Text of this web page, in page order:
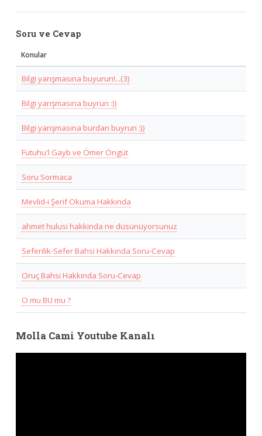
Soru ve Cevap
Konular
Bilgi yarışmasına buyurun!...(3)
Bilgi yarışmasına buyrun :))
Bilgi yarışmasına burdan buyrun :))
Futuhu'l Gayb ve Ömer Öngüt
Soru Sormaca
Mevlid-i Şerif Okuma Hakkında
ahmet hulusi hakkinda ne düsünüyorsunuz
Seferilik-Sefer Bahsi Hakkında Soru-Cevap
Oruç Bahsi Hakkında Soru-Cevap
O mu BU mu ?
Molla Cami Youtube Kanalı